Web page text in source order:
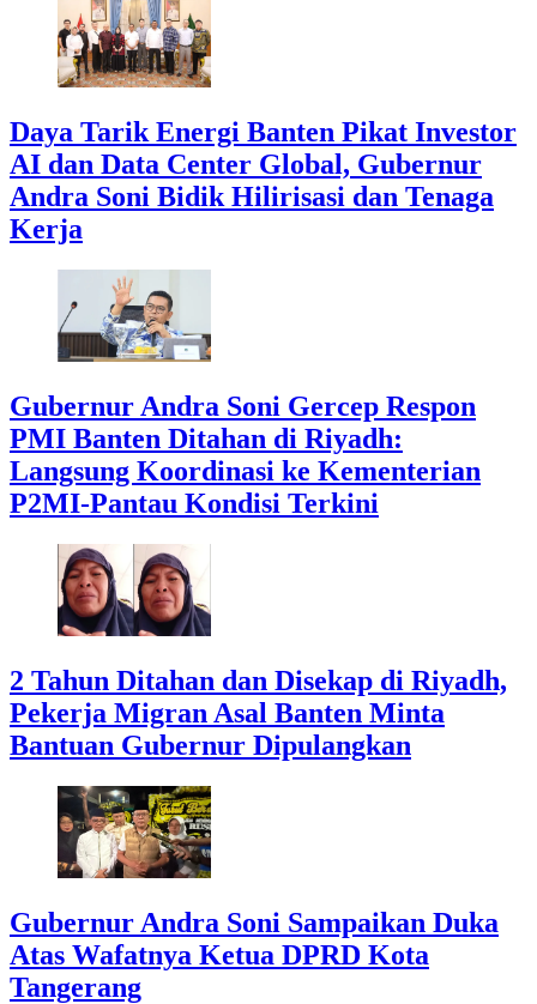
Daya Tarik Energi Banten Pikat Investor
AI dan Data Center Global, Gubernur
Andra Soni Bidik Hilirisasi dan Tenaga
Kerja
Gubernur Andra Soni Gercep Respon
PMI Banten Ditahan di Riyadh:
Langsung Koordinasi ke Kementerian
P2MI-Pantau Kondisi Terkini
2 Tahun Ditahan dan Disekap di Riyadh,
Pekerja Migran Asal Banten Minta
Bantuan Gubernur Dipulangkan
Gubernur Andra Soni Sampaikan Duka
Atas Wafatnya Ketua DPRD Kota
Tangerang